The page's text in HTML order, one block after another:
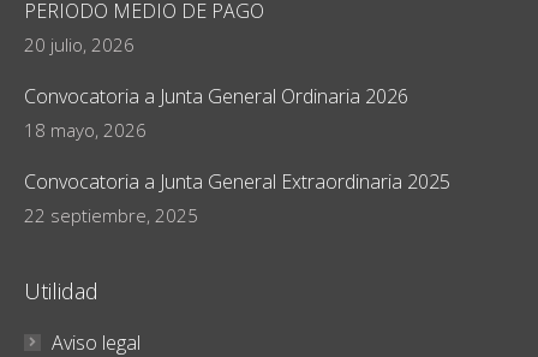
PERIODO MEDIO DE PAGO
20 julio, 2026
Convocatoria a Junta General Ordinaria 2026
18 mayo, 2026
Convocatoria a Junta General Extraordinaria 2025
22 septiembre, 2025
Utilidad
Aviso legal